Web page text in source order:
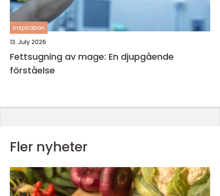
inspiration
13. July 2026
Fettsugning av mage: En djupgående
förståelse
Fler nyheter